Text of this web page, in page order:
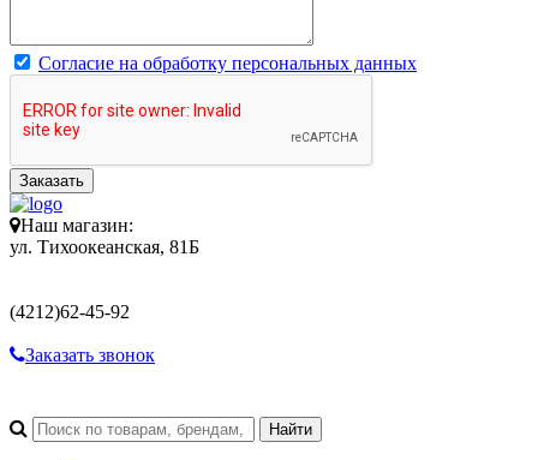
Согласие на обработку персональных данных
Заказать
Наш магазин:
ул. Тихоокеанская, 81Б
(4212)62-45-92
Заказать звонок